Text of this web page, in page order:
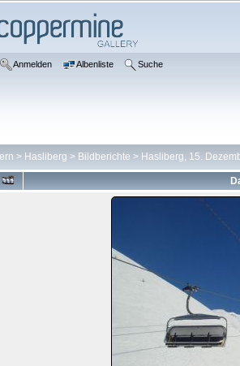
Anmelden Albenliste Suche
> Hasliberg > Bildberichte > Hasliberg, 15.